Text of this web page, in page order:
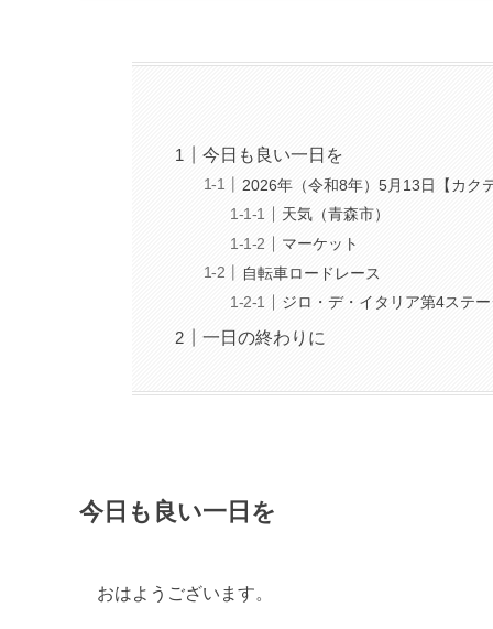
今日も良い一日を
2026年（令和8年）5月13日【カク
天気（青森市）
マーケット
自転車ロードレース
ジロ・デ・イタリア第4ステー
一日の終わりに
今日も良い一日を
おはようございます。